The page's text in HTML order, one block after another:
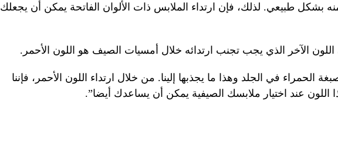
بشكل طبيعي. لذلك، فإن ارتداء الملابس ذات الألوان الفاتحة يمكن أن يجعلك
الآخر الذي يجب تجنب ارتدائه خلال أمسيات الصيف هو اللون الأحمر.
الحمراء في الجلد وهذا ما يجذبها إلينا. من خلال ارتداء اللون الأحمر، فإننا
اللون عند اختيار ملابسك الصيفية يمكن أن يساعدك أيضا”.